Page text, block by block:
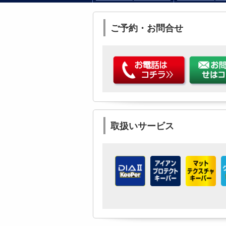
ご予約・お問合せ
取扱いサービス